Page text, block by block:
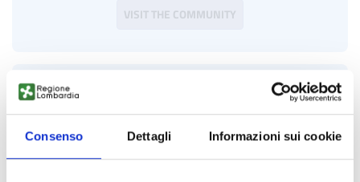
Consenso Dettagli Informazioni sui cookie
VISIT THE COMMUNITY